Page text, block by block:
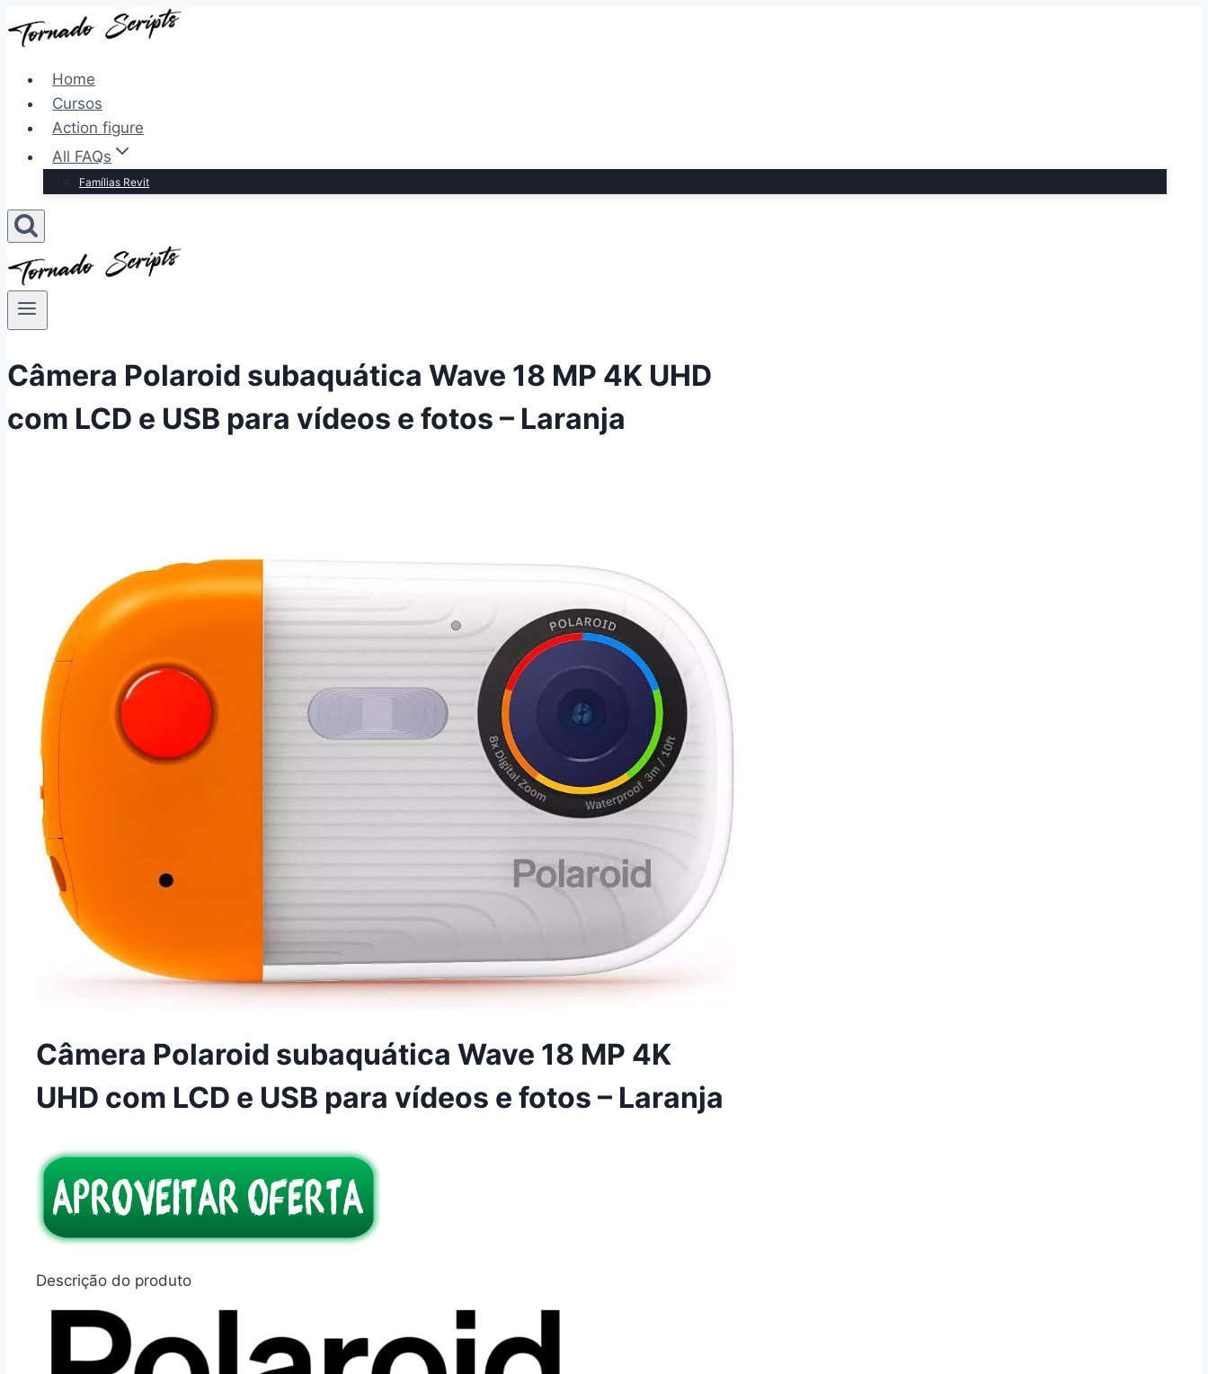
Pular
para
Conteúdo
Home
Cursos
Action figure
All FAQs
Famílias Revit
Câmera Polaroid subaquática Wave 18 MP 4K UHD
com LCD e USB para vídeos e fotos – Laranja
Câmera Polaroid subaquática Wave 18 MP 4K
UHD com LCD e USB para vídeos e fotos – Laranja
Descrição do produto